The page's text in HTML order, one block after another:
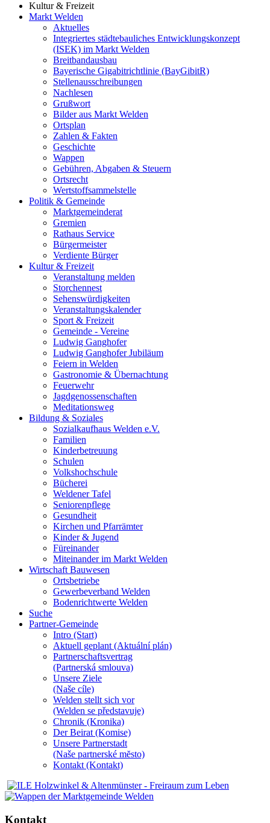
Kultur & Freizeit
Markt Welden
Aktuelles
Integriertes städtebauliches Entwicklungskonzept
(ISEK) im Markt Welden
Breitbandausbau
Bayerische Gigabitrichtlinie (BayGibitR)
Stellenausschreibungen
Nachlesen
Grußwort
Bilder aus Markt Welden
Ortsplan
Zahlen & Fakten
Geschichte
Wappen
Gebühren, Abgaben & Steuern
Ortsrecht
Wertstoffsammelstelle
Politik & Gemeinde
Marktgemeinderat
Gremien
Rathaus Service
Bürgermeister
Verdiente Bürger
Kultur & Freizeit
Veranstaltung melden
Storchennest
Sehenswürdigkeiten
Veranstaltungskalender
Sport & Freizeit
Gemeinde - Vereine
Ludwig Ganghofer
Ludwig Ganghofer Jubiläum
Feiern in Welden
Gastronomie & Übernachtung
Feuerwehr
Jagdgenossenschaften
Meditationsweg
Bildung & Soziales
Sozialkaufhaus Welden e.V.
Familien
Kinderbetreuung
Schulen
Volkshochschule
Bücherei
Weldener Tafel
Seniorenpflege
Gesundheit
Kirchen und Pfarrämter
Kinder & Jugend
Füreinander
Miteinander im Markt Welden
Wirtschaft Bauwesen
Ortsbetriebe
Gewerbeverband Welden
Bodenrichtwerte Welden
Suche
Partner-Gemeinde
Intro (Start)
Aktuell geplant (Aktuální plán)
Partnerschaftsvertrag
(Partnerská smlouva)
Unsere Ziele
(Naše cíle)
Welden stellt sich vor
(Welden se představuje)
Chronik (Kronika)
Der Beirat (Komise)
Unsere Partnerstadt
(Naše partnerské mĕsto)
Kontakt (Kontakt)
Kontakt